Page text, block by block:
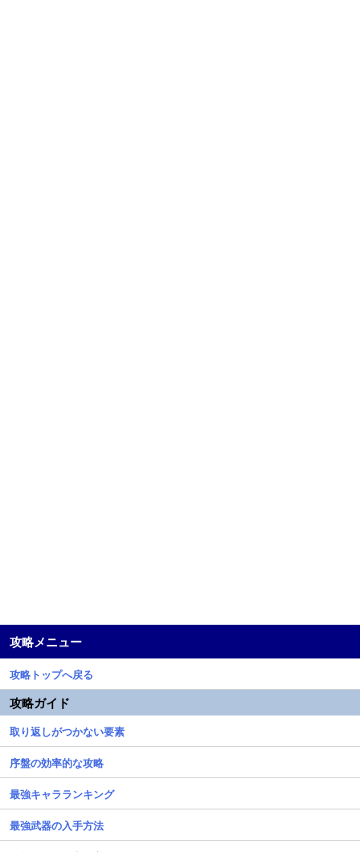
攻略メニュー
攻略トップへ戻る
攻略ガイド
取り返しがつかない要素
序盤の効率的な攻略
最強キャラランキング
最強武器の入手方法